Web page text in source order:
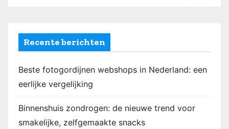
a
g
i
n
e
Recente berichten
Beste fotogordijnen webshops in Nederland: een
eerlijke vergelijking
Binnenshuis zondrogen: de nieuwe trend voor
smakelijke, zelfgemaakte snacks